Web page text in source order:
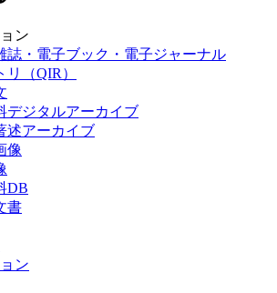
ン
誌・電子ブック・電子ジャーナル
リ（QIR）
デジタルアーカイブ
述アーカイブ
像
DB
書
ン